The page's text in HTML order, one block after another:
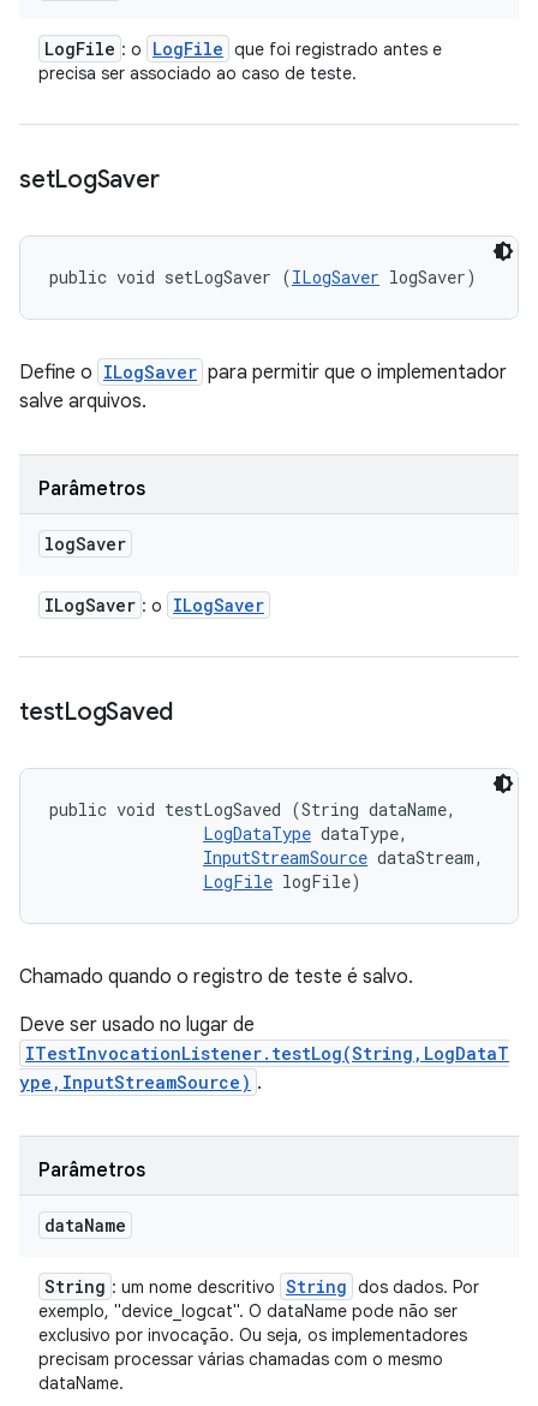
LogFile : o LogFile que foi registrado antes e
precisa ser associado ao caso de teste.
setLogSaver
public void setLogSaver (ILogSaver logSaver)
Define o ILogSaver para permitir que o implementador
salve arquivos.
Parâmetros
logSaver
ILogSaver : o ILogSaver
testLogSaved
public void testLogSaved (String dataName,
LogDataType dataType,
InputStreamSource dataStream,
LogFile logFile)
Chamado quando o registro de teste é salvo.
Deve ser usado no lugar de
ITestInvocationListener.testLog(String,LogDataT
ype,InputStreamSource) .
Parâmetros
dataName
String : um nome descritivo String dos dados. Por
exemplo, "device_logcat". O dataName pode não ser
exclusivo por invocação. Ou seja, os implementadores
precisam processar várias chamadas com o mesmo
dataName.